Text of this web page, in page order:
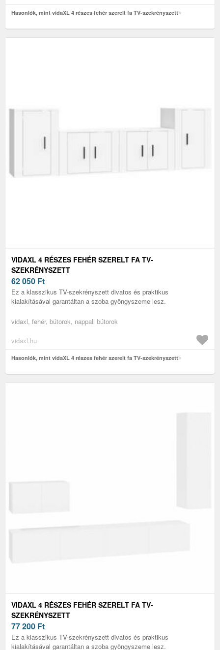
Hasonlók, mint vidaXL 4 részes fehér szerelt fa TV-szekrényszett
VIDAXL 4 RÉSZES FEHÉR SZERELT FA TV-
SZEKRÉNYSZETT
62 050 Ft
Ez a klasszikus TV-szekrényszett divatos és praktikus
kialakításával garantáltan a szoba gyöngyszeme lesz.
vidaxl, fehér, bútorok, nappali bútorok
vidaxl.hu
Hasonlók, mint vidaXL 4 részes fehér szerelt fa TV-szekrényszett
VIDAXL 4 RÉSZES FEHÉR SZERELT FA TV-
SZEKRÉNYSZETT
77 200 Ft
Ez a klasszikus TV-szekrényszett divatos és praktikus
kialakításával garantáltan a szoba gyöngyszeme lesz.